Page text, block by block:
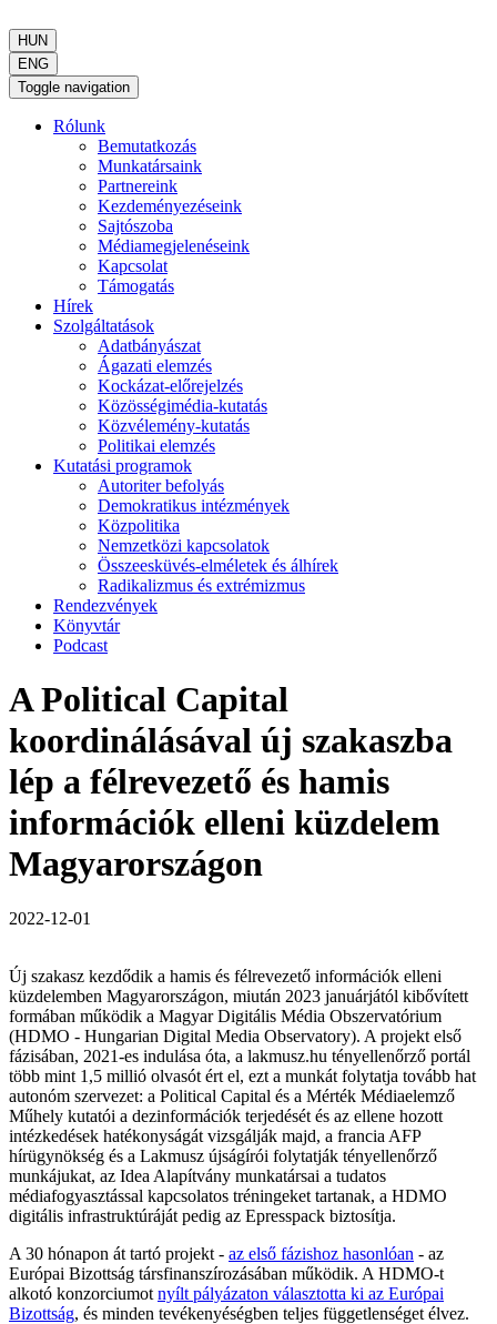
HUN
ENG
Toggle navigation
Rólunk
Bemutatkozás
Munkatársaink
Partnereink
Kezdeményezéseink
Sajtószoba
Médiamegjelenéseink
Kapcsolat
Támogatás
Hírek
Szolgáltatások
Adatbányászat
Ágazati elemzés
Kockázat-előrejelzés
Közösségimédia-kutatás
Közvélemény-kutatás
Politikai elemzés
Kutatási programok
Autoriter befolyás
Demokratikus intézmények
Közpolitika
Nemzetközi kapcsolatok
Összeesküvés-elméletek és álhírek
Radikalizmus és extrémizmus
Rendezvények
Könyvtár
Podcast
A Political Capital
koordinálásával új szakaszba
lép a félrevezető és hamis
információk elleni küzdelem
Magyarországon
2022-12-01
Új szakasz kezdődik a hamis és félrevezető információk elleni
küzdelemben Magyarországon, miután 2023 januárjától kibővített
formában működik a Magyar Digitális Média Obszervatórium
(HDMO - Hungarian Digital Media Observatory). A projekt első
fázisában, 2021-es indulása óta, a lakmusz.hu tényellenőrző portál
több mint 1,5 millió olvasót ért el, ezt a munkát folytatja tovább hat
autonóm szervezet: a Political Capital és a Mérték Médiaelemző
Műhely kutatói a dezinformációk terjedését és az ellene hozott
intézkedések hatékonyságát vizsgálják majd, a francia AFP
hírügynökség és a Lakmusz újságírói folytatják tényellenőrző
munkájukat, az Idea Alapítvány munkatársai a tudatos
médiafogyasztással kapcsolatos tréningeket tartanak, a HDMO
digitális infrastruktúráját pedig az Epresspack biztosítja.
A 30 hónapon át tartó projekt - az első fázishoz hasonlóan - az
Európai Bizottság társfinanszírozásában működik. A HDMO-t
alkotó konzorciumot nyílt pályázaton választotta ki az Európai
Bizottság, és minden tevékenyéségben teljes függetlenséget élvez.